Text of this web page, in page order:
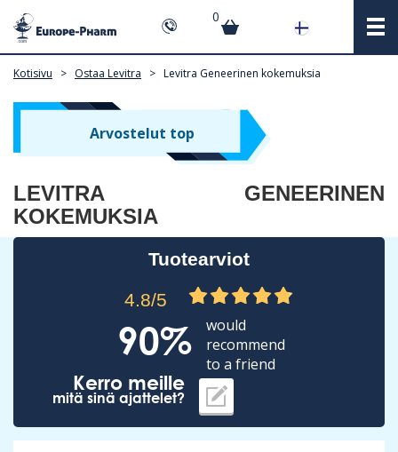
0
Kotisivu > Ostaa Levitra > Levitra Geneerinen kokemuksia
Arvostelut top
LEVITRA GENEERINEN
KOKEMUKSIA
Tuotearviot
4.8/5
90%
would
recommend
to a friend
Kerro meille
mitä sinä ajattelet?